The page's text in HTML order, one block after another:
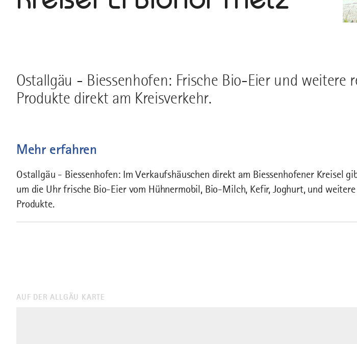
Ostallgäu - Biessenhofen: Frische Bio-Eier und weitere
Produkte direkt am Kreisverkehr.
Mehr erfahren
Ostallgäu - Biessenhofen: Im Verkaufshäuschen direkt am Biessenhofener Kreisel
um die Uhr frische Bio-Eier vom Hühnermobil, Bio-Milch, Kefir, Joghurt, und
Produkte.
AUF DER ALLGÄU KARTE